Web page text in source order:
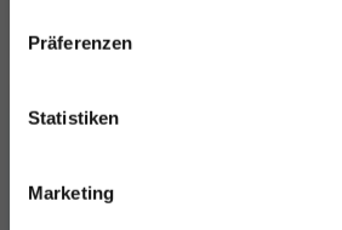
Präferenzen
Statistiken
Marketing